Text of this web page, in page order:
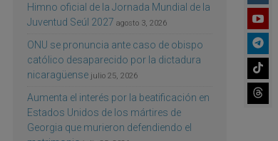
Himno oficial de la Jornada Mundial de la
Juventud Seúl 2027 agosto 3, 2026
ONU se pronuncia ante caso de obispo
católico desaparecido por la dictadura
nicaragüense julio 25, 2026
Aumenta el interés por la beatificación en
Estados Unidos de los mártires de
Georgia que murieron defendiendo el